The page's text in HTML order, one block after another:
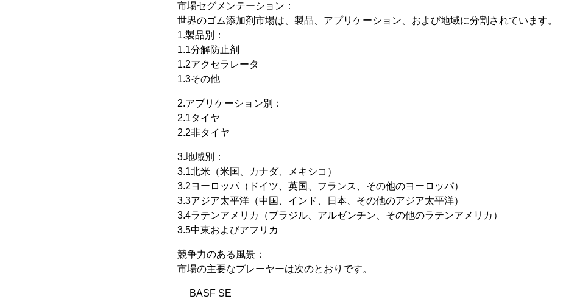
市場セグメンテーション：
世界のゴム添加剤市場は、製品、アプリケーション、および地域に分割されています。
1.製品別：
1.1分解防止剤
1.2アクセラレータ
1.3その他
2.アプリケーション別：
2.1タイヤ
2.2非タイヤ
3.地域別：
3.1北米（米国、カナダ、メキシコ）
3.2ヨーロッパ（ドイツ、英国、フランス、その他のヨーロッパ）
3.3アジア太平洋（中国、インド、日本、その他のアジア太平洋）
3.4ラテンアメリカ（ブラジル、アルゼンチン、その他のラテンアメリカ）
3.5中東およびアフリカ
競争力のある風景：
市場の主要なプレーヤーは次のとおりです。
BASF SE